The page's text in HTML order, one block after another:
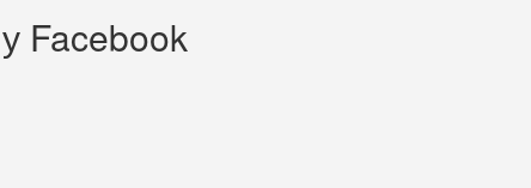
Facebook